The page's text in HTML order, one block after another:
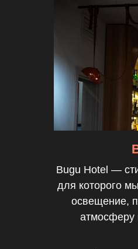
Bugu Hotel —
для которого
освещение,
атмосферу